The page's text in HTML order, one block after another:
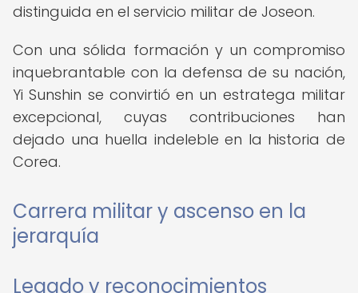
distinguida en el servicio militar de Joseon.
Con una sólida formación y un compromiso
inquebrantable con la defensa de su nación,
Yi Sunshin se convirtió en un estratega militar
excepcional, cuyas contribuciones han
dejado una huella indeleble en la historia de
Corea.
Carrera militar y ascenso en la
jerarquía
Legado y reconocimientos